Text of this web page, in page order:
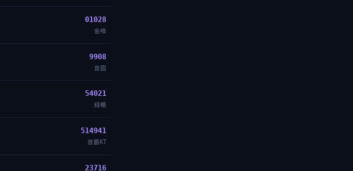
01028
金嗓
9908
音圓
54021
錢櫃
514941
音霸KT
23716